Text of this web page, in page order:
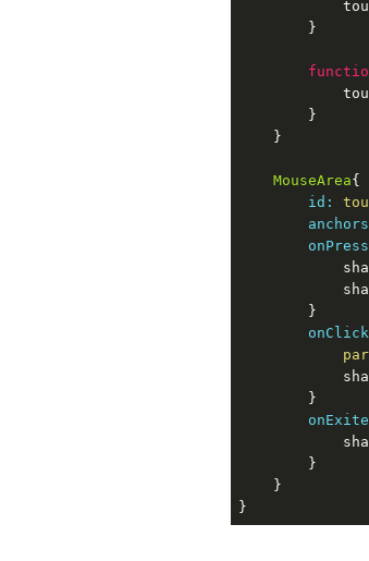
        }
        }
    }
MouseArea{
id:
        }
        }
        }
    }
}